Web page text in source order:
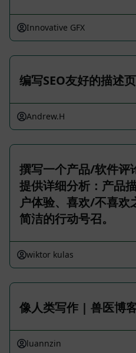
Innovative GFX
编写SEO友好的描述
Andrew.H
撰写一个产品/软件评
提供详细分析：产品
户体验、喜欢/不喜欢
简洁的行动号召。
wiktor kulas
像人类写作 | 兽医博
luannzin